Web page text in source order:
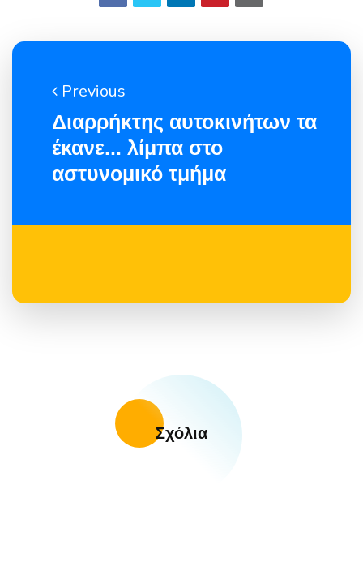
Previous
Διαρρήκτης αυτοκινήτων τα
έκανε... λίμπα στο
αστυνομικό τμήμα
Σχόλια